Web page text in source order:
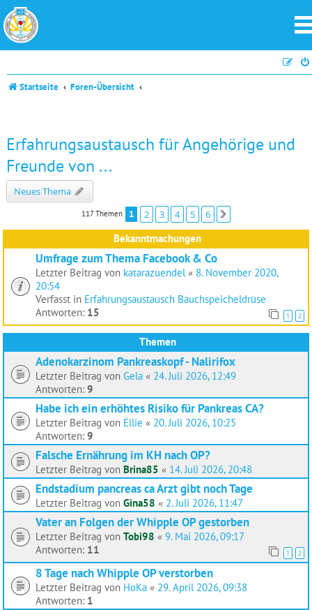
Startseite Foren-Übersicht
Erfahrungsaustausch für Angehörige und
Freunde von ...
Neues Thema
117 Themen 1 2 3 4 5 6
Bekanntmachungen
Umfrage zum Thema Facebook & Co
Letzter Beitrag von katarazuendel « 8. November 2020,
20:54
Verfasst in Erfahrungsaustausch Bauchspeicheldrüse
Antworten: 15 1 2
Themen
Adenokarzinom Pankreaskopf - Nalirifox
Letzter Beitrag von Gela « 24. Juli 2026, 12:49
Antworten: 9
Habe ich ein erhöhtes Risiko für Pankreas CA?
Letzter Beitrag von Ellie « 20. Juli 2026, 10:25
Antworten: 9
Falsche Ernährung im KH nach OP?
Letzter Beitrag von Brina85 « 14. Juli 2026, 20:48
Endstadium pancreas ca Arzt gibt noch Tage
Letzter Beitrag von Gina58 « 2. Juli 2026, 11:47
Vater an Folgen der Whipple OP gestorben
Letzter Beitrag von Tobi98 « 9. Mai 2026, 09:17
Antworten: 11 1 2
8 Tage nach Whipple OP verstorben
Letzter Beitrag von HoKa « 29. April 2026, 09:38
Antworten: 1